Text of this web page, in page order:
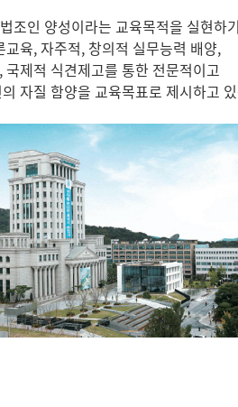
조인 양성이라는 교육목적을 실현하
육, 자주적, 창의적 실무능력 배양,
제적 식견제고를 통한 전문적이고
자질 함양을 교육목표로 제시하고